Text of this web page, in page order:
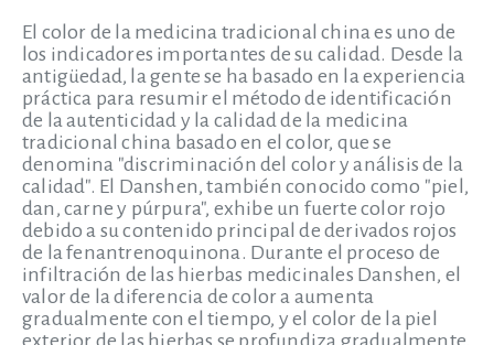
El color de la medicina tradicional china es uno de
los indicadores importantes de su calidad. Desde la
antigüedad, la gente se ha basado en la experiencia
práctica para resumir el método de identificación
de la autenticidad y la calidad de la medicina
tradicional china basado en el color, que se
denomina "discriminación del color y análisis de la
calidad". El Danshen, también conocido como "piel,
dan, carne y púrpura", exhibe un fuerte color rojo
debido a su contenido principal de derivados rojos
de la fenantrenoquinona. Durante el proceso de
infiltración de las hierbas medicinales Danshen, el
valor de la diferencia de color a aumenta
gradualmente con el tiempo, y el color de la piel
exterior de las hierbas se profundiza gradualmente.